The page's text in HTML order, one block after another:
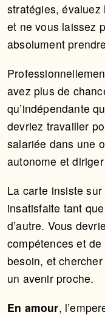
stratégies,
et ne vous laissez
absolument
avez plus de
qu’indépendante
devriez travailler
salariée dans une
autonome et
La carte insiste
insatisfaite tant
d’autre. Vous
compétences et
besoin, et
un avenir proche.
En amour,